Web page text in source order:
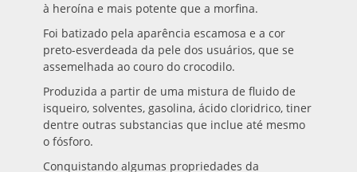
à heroína e mais potente que a morfina.
Foi batizado pela aparência escamosa e a cor
preto-esverdeada da pele dos usuários, que se
assemelhada ao couro do crocodilo.
Produzida a partir de uma mistura de fluido de
isqueiro, solventes, gasolina, ácido cloridrico, tiner
dentre outras substancias que inclue até mesmo
o fósforo.
Conquistando algumas propriedades da